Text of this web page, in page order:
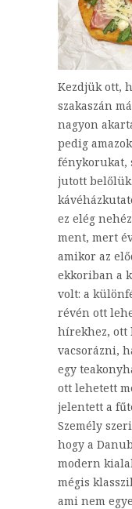
Kezdjük ott,
szakaszán
nagyon
pedig
fénykorukat,
jutott belőlük
ez elég
ment, mert
amikor az
ekkoriban a
volt: a
révén ott
hírekhez, ott
vacsorázni,
egy
ott lehetett
jelentett a
Személy
hogy a
modern
mégis
ami nem